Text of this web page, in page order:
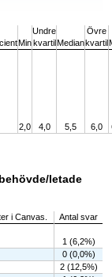
Min
Undre
kvartil Median
Övre
kvartil
2,0 4,0 5,5 6,0
letade
i Canvas.
Antal svar
1 (6,2%)
0 (0,0%)
2 (12,5%)